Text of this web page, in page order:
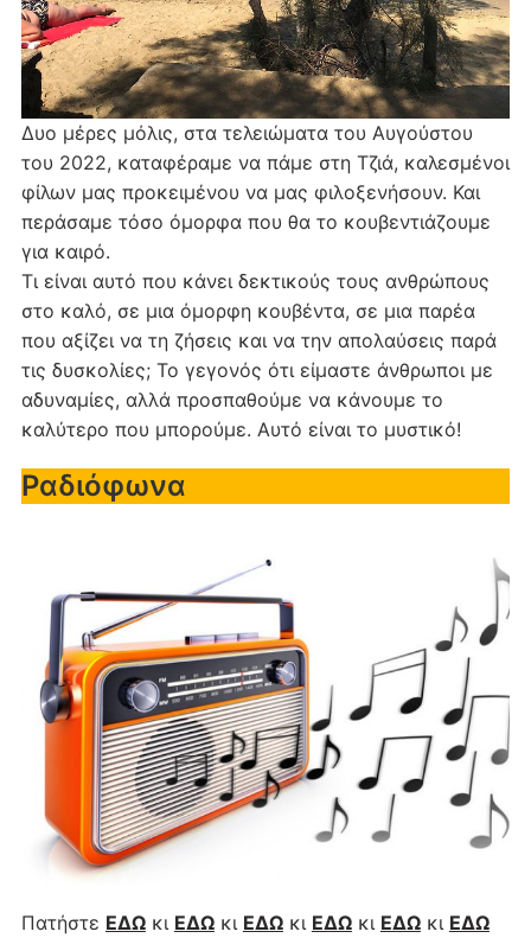
Δυο μέρες μόλις, στα τελειώματα του Αυγούστου
του 2022, καταφέραμε να πάμε στη Τζιά, καλεσμένοι
φίλων μας προκειμένου να μας φιλοξενήσουν. Και
περάσαμε τόσο όμορφα που θα το κουβεντιάζουμε
για καιρό.
Τι είναι αυτό που κάνει δεκτικούς τους ανθρώπους
στο καλό, σε μια όμορφη κουβέντα, σε μια παρέα
που αξίζει να τη ζήσεις και να την απολαύσεις παρά
τις δυσκολίες; Το γεγονός ότι είμαστε άνθρωποι με
αδυναμίες, αλλά προσπαθούμε να κάνουμε το
καλύτερο που μπορούμε. Αυτό είναι το μυστικό!
Ραδιόφωνα
Πατήστε ΕΔΩκι ΕΔΩκι ΕΔΩκι ΕΔΩκι ΕΔΩκι ΕΔΩ